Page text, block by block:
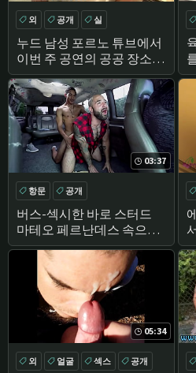
누드 남성 포르노 튜브에서
이번 주 공연의 공공 장소에
서,우리는
외 공개 실
03:37
버스-섹시한 바로 스터드
마테오 페르난데스 속으로
빌어 먹 아틀라스 부여
항문 공개
05:34
외 얼굴 섹스 공개